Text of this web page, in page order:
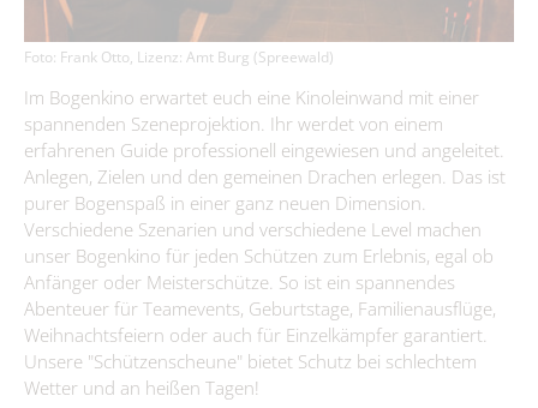
Immobilienausschreibungen
Interessenbekundungsverfahren
Grundsteuerreform
Publikationen
Aus Kita & Hort
#WIRsindBurg #SMY Bórkowy
Glasfaserausbau
Briesen/Brjazyna
Burg (Spreewald)/Bórkowy (Błota)
Guhrow/Góry
Schmogrow-Fehrow/Smogorjow-Prjawoz
Werben/Wjerbno
Förderprojekte
Amt II – Finanzverwaltung
Amt III – Bauverwaltung
Amt IV – Ordnungsverwaltung
Amt V - Tourismus
Bauhof
Wirtschaftsförderung
Trink- & Abwasserzweckverband
Standesamt
Bürgerbüro
Standesamt
Kontakt & Sprechzeiten
Aufgaben des Standesamtes
Gewidmete Trauorte
Anmeldung zur Eheschließung
Trautermine
Friedhofsverwaltung
Bauen & Wohnen
Satzungen & Verordnungen
Kur- & Tourismusbeitrag
Steuern & Abgaben
Offenlagen
Aktuelles
Wirtschaftsförderung
Firmen-Datenbank
Anmeldung einer Firma
Gewerbegebiete
Klimaschutz
Förderprogramme
Entwicklungskonzept IKEK
Gewerbe melden
Leben
Kita, Schulen & Hort
Gesundheitskita "Spreewald-Lutki" Burg (Spreewald)/Bórkowy
(Błota)
Kita & Hort "Małe myški" Fehrow/Prjawoz
Kita "Vier Jahreszeiten" Striesow/Strjažow
Kita & Hort "Pusteblume Werben/Wjerbno
Hort "Lipa" Burg (Spreewald)/Bórkowy (Błota)
Hort der Kita "Vier Jahreszeiten in Briesen/Brjazyna
Freizeiteinrichtungen
Jugendzentrum "Phönix" Burg (Spreewald)/Bórkowy (Błota)
SOS-Kinderdorf Lausitz, Familien und Beratungszentrum Burg
(Spreewald) / Bórkowy (Błota)
Bismarckturm
Dorfgemeinschaftshäuser
Büchertauschbörsen
Älter werden
Feuerwehr
Museum und Heimatstube
Heimatstube Burg (Spreewald) / Bórkowy (Błota)
Heimatmuseum Dissen / Dešno
Vereine
Foto: Frank Otto, Lizenz: Amt Burg (Spreewald)
Im Bogenkino erwartet euch eine Kinoleinwand mit einer
spannenden Szeneprojektion. Ihr werdet von einem
erfahrenen Guide professionell eingewiesen und angeleitet.
Anlegen, Zielen und den gemeinen Drachen erlegen. Das ist
purer Bogenspaß in einer ganz neuen Dimension.
Verschiedene Szenarien und verschiedene Level machen
unser Bogenkino für jeden Schützen zum Erlebnis, egal ob
Anfänger oder Meisterschütze. So ist ein spannendes
Abenteuer für Teamevents, Geburtstage, Familienausflüge,
Weihnachtsfeiern oder auch für Einzelkämpfer garantiert.
Unsere "Schützenscheune" bietet Schutz bei schlechtem
Wetter und an heißen Tagen!